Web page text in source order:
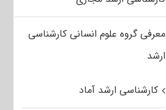
معرفی گروه علوم انسانی کارشناسی
ارشد
کارشناسی ارشد آماد